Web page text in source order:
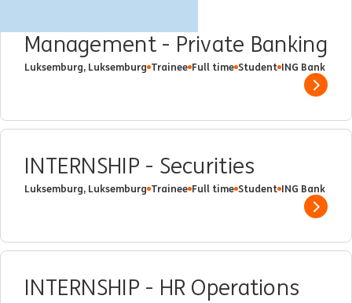
Management - Private Banking
Luksemburg, Luksemburg Trainee Full time Student ING Bank
Show
INTERNSHIP - Securities
Luksemburg, Luksemburg Trainee Full time Student ING Bank
Show
INTERNSHIP - HR Operations